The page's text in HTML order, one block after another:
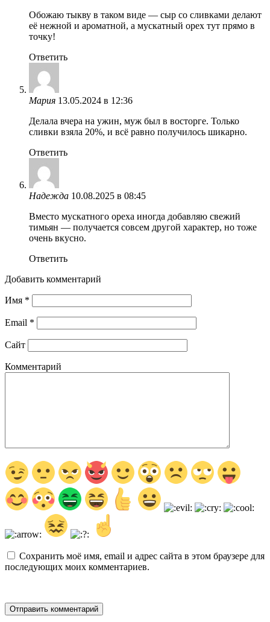
Обожаю тыкву в таком виде — сыр со сливками делают
её нежной и ароматной, а мускатный орех тут прямо в
точку!
Ответить
Мария 13.05.2024 в 12:36
Делала вчера на ужин, муж был в восторге. Только
сливки взяла 20%, и всё равно получилось шикарно.
Ответить
Надежда 10.08.2025 в 08:45
Вместо мускатного ореха иногда добавляю свежий
тимьян — получается совсем другой характер, но тоже
очень вкусно.
Ответить
Добавить комментарий
Имя *
Email *
Сайт
Комментарий
Сохранить моё имя, email и адрес сайта в этом браузере для
последующих моих комментариев.